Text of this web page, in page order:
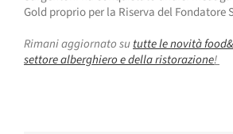
Gold proprio per la Riserva del Fondatore
Rimani aggiornato sututte le novità
settore alberghiero e della ristorazione!